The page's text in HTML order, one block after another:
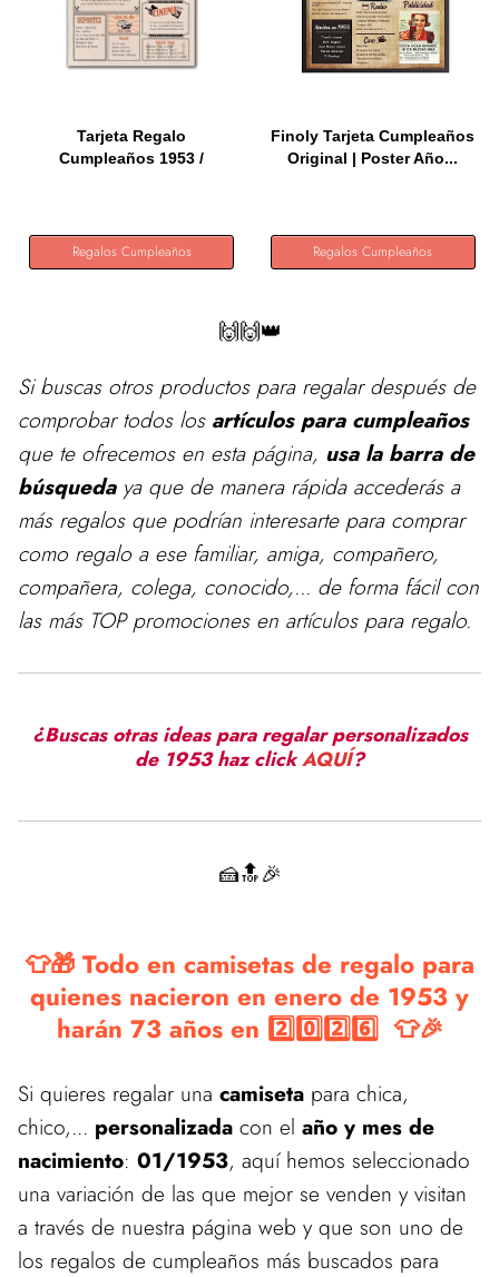
Tarjeta Regalo
Cumpleaños 1953 /
Regalos Cumpleaños
Finoly Tarjeta Cumpleaños
Original | Poster Año...
Regalos Cumpleaños
🙌🙌👑
Si buscas otros productos para regalardespués de
comprobar todos los artículos para cumpleaños
que te ofrecemos en esta página, usa la barra de
búsquedaya que de manera rápida accederás a
más regalos que podrían interesarte para comprar
como regalo a ese familiar, amiga, compañero,
compañera, colega, conocido,... de forma fácil con
las más TOP promociones en artículos para regalo.
¿Buscas otras ideas para regalar personalizados
de 1953 haz clickAQUÍ?
🍰🔝🎉
👕🎁 Todo en camisetas de regalo para
quienes nacieron en enero de 1953 y
harán 73 años en 2️⃣0️⃣2️⃣6️⃣ 👕🎉
Si quieres regalar una camiseta para chica,
chico,... personalizada con el año y mes de
nacimiento: 01/1953, aquí hemos seleccionado
una variación de las que mejor se venden y visitan
a través de nuestra página web y que son uno de
los regalos de cumpleaños más buscados para